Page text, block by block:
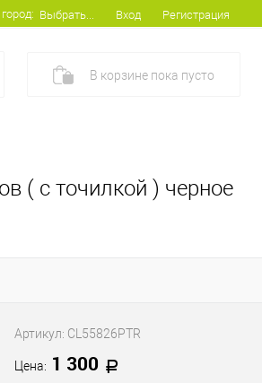
Выбрать... Вход Регистрация
В корзине пока пусто
( с точилкой ) черное
Артикул: CL55826PTR
Цена: 1 300